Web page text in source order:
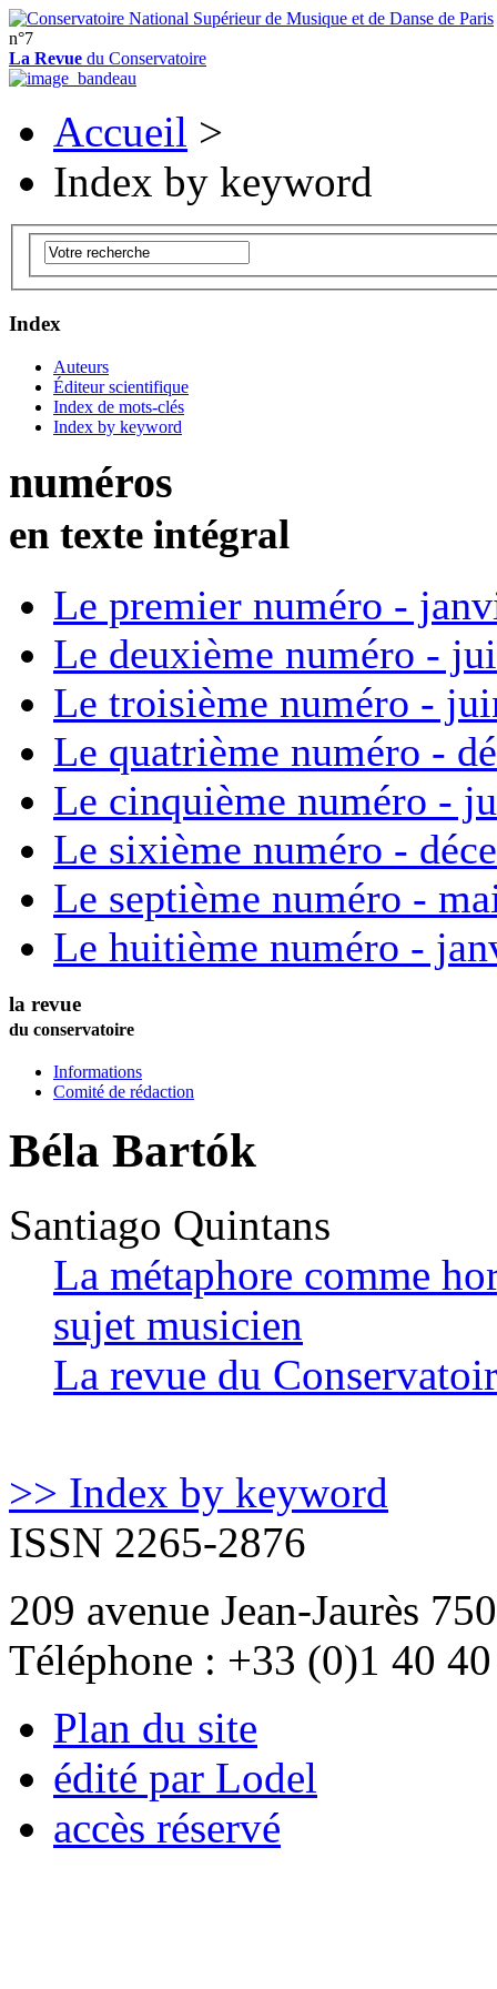
n°7
La Revue du Conservatoire
Accueil >
Index by keyword
Index
Auteurs
Éditeur scientifique
Index de mots-clés
Index by keyword
numéros
en texte intégral
Le premier numéro -
Le deuxième numéro -
Le troisième numéro -
Le quatrième numéro -
Le cinquième numéro -
Le sixième numéro -
Le septième numéro -
Le huitième numéro -
la revue
du conservatoire
Informations
Comité de rédaction
Béla Bartók
Santiago Quintans
La métaphore comme
sujet musicien
La revue du
>> Index by keyword
ISSN 2265-2876
209 avenue Jean-Jaurès
Téléphone : +33 (0)1 40
Plan du site
édité par Lodel
accès réservé